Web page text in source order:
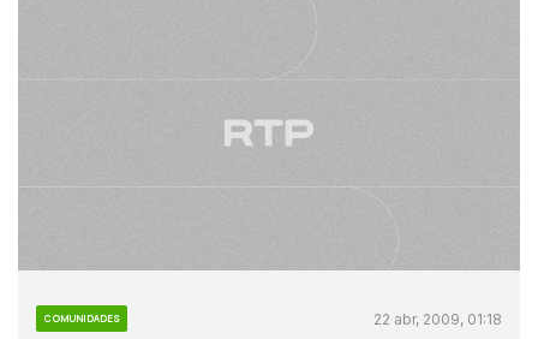
COMUNIDADES 22 abr, 2009, 01:18